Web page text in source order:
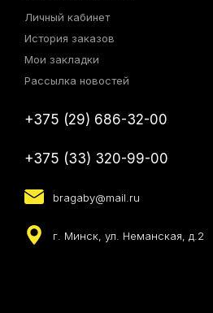
Личный кабинет
История заказов
Мои закладки
Рассылка новостей
+375 (29) 686-32-00
+375 (33) 320-99-00
bragaby@mail.ru
г. Минск, ул. Неманская, д.2